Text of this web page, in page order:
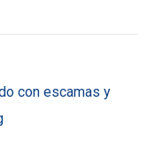
con escamas y